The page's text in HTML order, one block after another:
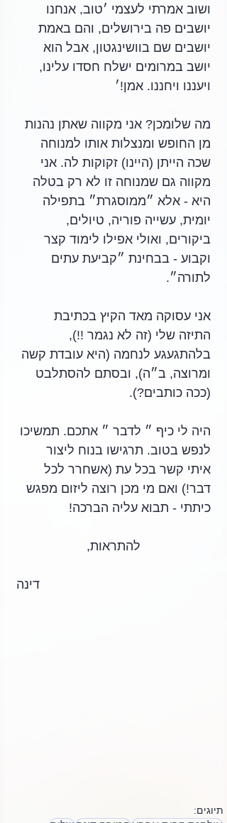
ושוב אמרתי לעצמי ׳טוב, אנחנו
יושבים פה בירושלים, והם באמת
יושבים שם בוושינגטון, אבל הוא
יושב במרומים ישלח חסדו עלינו,
ויעננו ויחננו. אמן!׳
מה שלומכן? אני מקווה שאתן נהנות
מן החופש ומנצלות אותו למנוחה
שכה הייתן (היינו) זקוקות לה. אני
מקווה גם שמנוחה זו לא רק בטלה
היא - אלא ״ממוסגרת״ בתפילה
יומית, עשייה פוריה, טיולים,
ביקורים, ואולי אפילו לימוד קצר
וקבוע - בבחינת ״קביעת עתים
לתורה״.
אני עסוקה מאד הקיץ בכתיבת
התיזה שלי (זה לא נגמר !!),
בלהתגעגע לנחמה (היא עובדת קשה
ומרוצה, ב״ה), ובסתם להסתלבט
(ככה כותבים?).
היה לי כיף ״ לדבר ״ אתכם. תמשיכו
לנפש בטוב. תרגישו בנוח ליצור
איתי קשר בכל עת (אשחרר לכל
דבר!) ואם מי מכן רוצה ליזום מפגש
כיתתי - תבוא עליה הברכה!
להתראות,
דינה
תיוגים: